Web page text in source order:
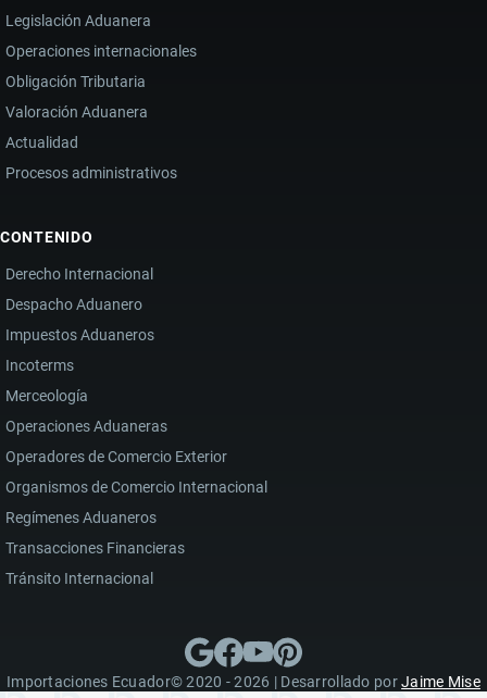
Legislación Aduanera
Operaciones internacionales
Obligación Tributaria
Valoración Aduanera
Actualidad
Procesos administrativos
CONTENIDO
Derecho Internacional
Despacho Aduanero
Impuestos Aduaneros
Incoterms
Merceología
Operaciones Aduaneras
Operadores de Comercio Exterior
Organismos de Comercio Internacional
Regímenes Aduaneros
Transacciones Financieras
Tránsito Internacional
Importaciones Ecuador© 2020 - 2026 | Desarrollado porJaime Mise